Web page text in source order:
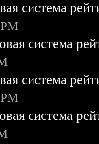
система
система
система
система